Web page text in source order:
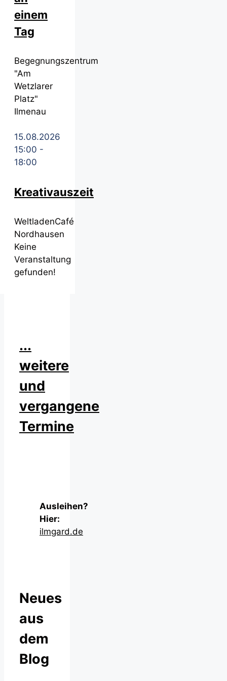
einem
Tag
Begegnungszentrum
"Am
Wetzlarer
Platz"
Ilmenau
15.08.2026
15:00 -
18:00
Kreativauszeit
WeltladenCafé
Nordhausen
Keine
Veranstaltung
gefunden!
...
weitere
und
vergangene
Termine
Ausleihen?
Hier:
ilmgard.de
Neues
aus
dem
Blog